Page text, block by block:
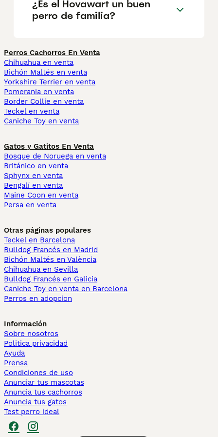
¿Es el Hovawart un buen
perro de familia?
Perros Cachorros En Venta
Chihuahua en venta
Bichón Maltés en venta
Yorkshire Terrier en venta
Pomerania en venta
Border Collie en venta
Teckel en venta
Caniche Toy en venta
Gatos y Gatitos En Venta
Bosque de Noruega en venta
Británico en venta
Sphynx en venta
Bengalí en venta
Maine Coon en venta
Persa en venta
Otras páginas populares
Teckel en Barcelona
Bulldog Francés en Madrid
Bichón Maltés en València
Chihuahua en Sevilla
Bulldog Francés en Galicia
Caniche Toy en venta en Barcelona
Perros en adopcion
Información
Sobre nosotros
Politica privacidad
Ayuda
Prensa
Condiciones de uso
Anunciar tus mascotas
Anuncia tus cachorros
Anuncia tus gatos
Test perro ideal